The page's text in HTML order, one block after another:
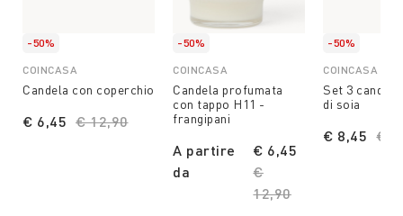
-50%
COINCASA
Candela con coperchio
Price reduced from
€ 12,90to
€ 6,45
-50%
COINCASA
Candela profumata
con tappo H11 -
frangipani
A partire
da
Price reduced from
€
12,90to
€ 6,45
-50%
COINCASA
Set 3
di soia
€
€ 8,45